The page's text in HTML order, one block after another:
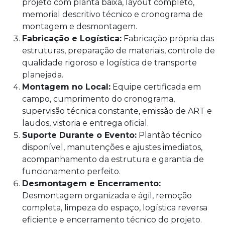
projeto com planta baixa, layout completo,
memorial descritivo técnico e cronograma de
montagem e desmontagem.
Fabricação e Logística: Fabricação própria das
estruturas, preparação de materiais, controle de
qualidade rigoroso e logística de transporte
planejada.
Montagem no Local: Equipe certificada em
campo, cumprimento do cronograma,
supervisão técnica constante, emissão de ART e
laudos, vistoria e entrega oficial.
Suporte Durante o Evento: Plantão técnico
disponível, manutenções e ajustes imediatos,
acompanhamento da estrutura e garantia de
funcionamento perfeito.
Desmontagem e Encerramento:
Desmontagem organizada e ágil, remoção
completa, limpeza do espaço, logística reversa
eficiente e encerramento técnico do projeto.